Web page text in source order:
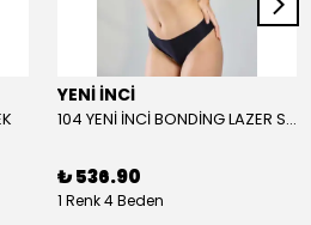
YENİ İNCİ
104 YENİ İNCİ BONDİNG LAZER SÜTYEN KADIN
₺ 536.90
1 Renk 4 Beden